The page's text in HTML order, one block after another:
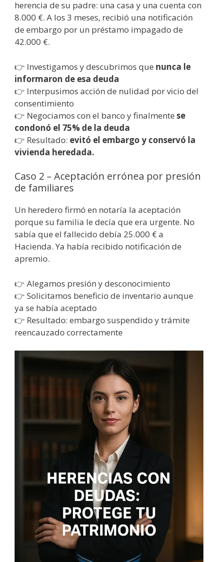
herencia de su padre: una casa y una cuenta con
8.000 €. A los 3 meses, recibió una notificación
de embargo por un préstamo impagado de
42.000 €.
👉 Investigamos y descubrimos que nunca le
informaron de esa deuda
👉 Interpusimos acción de nulidad por vicio del
consentimiento
👉 Negociamos con el banco y finalmente se
condonó el 75% de la deuda
👉 Resultado: evitó el embargo y conservó la
vivienda heredada.
Caso 2 – Aceptación errónea por presión
de familiares
Un heredero firmó en notaría la aceptación
porque su familia le decía que era urgente. No
sabía que el fallecido debía 25.000 € a
Hacienda. Ya había recibido notificación de
apremio.
👉 Alegamos presión y desconocimiento
👉 Solicitamos beneficio de inventario aunque
ya se había aceptado
👉 Resultado: embargo suspendido y trámite
reencauzado correctamente